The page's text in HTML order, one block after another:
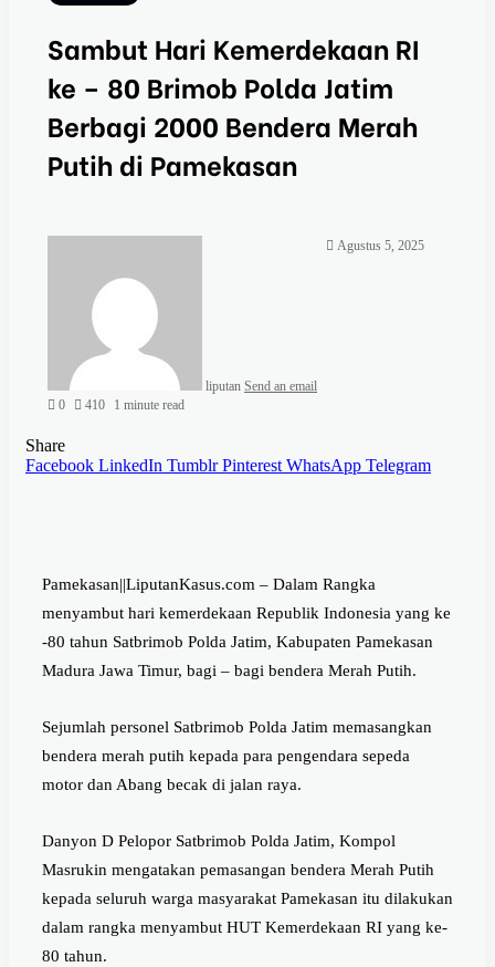
Sambut Hari Kemerdekaan RI
ke – 80 Brimob Polda Jatim
Berbagi 2000 Bendera Merah
Putih di Pamekasan
liputan Send an email
Agustus 5, 2025
0 410 1 minute read
Share
Facebook LinkedIn Tumblr Pinterest WhatsApp Telegram
Pamekasan||LiputanKasus.com – Dalam Rangka
menyambut hari kemerdekaan Republik Indonesia yang ke
-80 tahun Satbrimob Polda Jatim, Kabupaten Pamekasan
Madura Jawa Timur, bagi – bagi bendera Merah Putih.
Sejumlah personel Satbrimob Polda Jatim memasangkan
bendera merah putih kepada para pengendara sepeda
motor dan Abang becak di jalan raya.
Danyon D Pelopor Satbrimob Polda Jatim, Kompol
Masrukin mengatakan pemasangan bendera Merah Putih
kepada seluruh warga masyarakat Pamekasan itu dilakukan
dalam rangka menyambut HUT Kemerdekaan RI yang ke-
80 tahun.